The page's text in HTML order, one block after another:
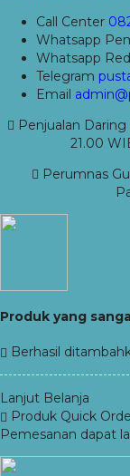
Call Center
Whatsapp
Whatsapp
Telegram
Email
Penjualan
21.00
Perumnas
Produk yang
Berhasil
Lanjut Belanja
Produk Quick
Pemesanan dapat